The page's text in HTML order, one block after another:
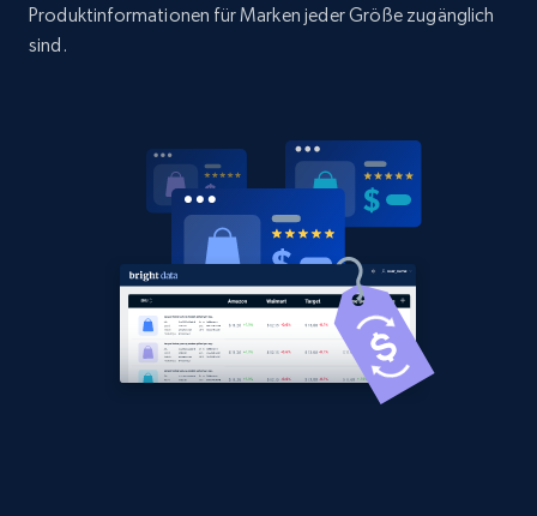
Amazon products global dataset -
Collecting products by keyword search
375+ Jetzt anfangen
Amazon products global dataset - Collects
products by best sellers category URL
Title, Seller name, Brand, Description, Initial
price, Currency, Availability, Reviews count, and
Produktinformationen für Marken jeder Größe zugänglich
sind.